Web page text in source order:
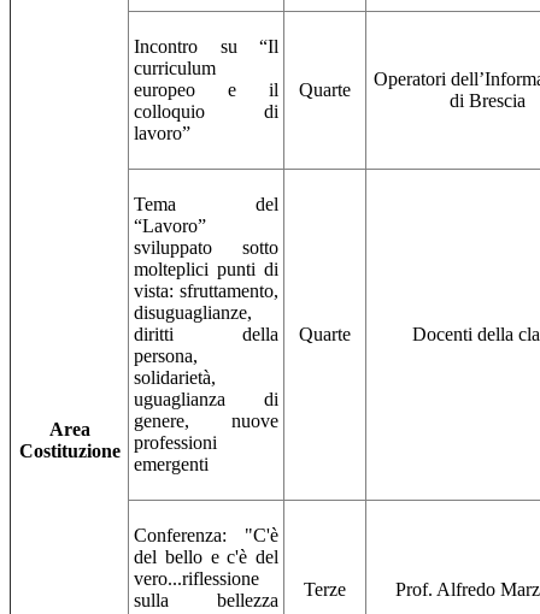
Area
Costituzione
Incontro su “Il
curriculum
europeo e il
colloquio di
lavoro”
Quarte
Operatori
di Brescia
Tema del
“Lavoro”
sviluppato sotto
molteplici punti di
vista: sfruttamento,
disuguaglianze,
diritti della
persona,
solidarietà,
uguaglianza di
genere, nuove
professioni
emergenti
Quarte Docenti della
Conferenza: "C'è
del bello e c'è del
vero...riflessione
sulla bellezza
Terze Prof. Alfredo